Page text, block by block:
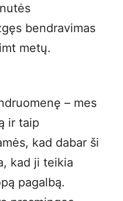
bendravimas
metų.
– mes
ir taip
kad dabar ši
kad ji teikia
pagalbą.